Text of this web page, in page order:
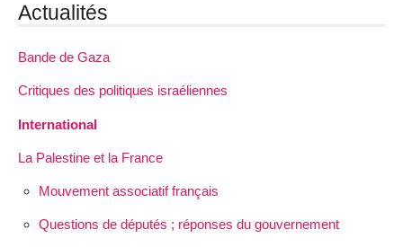
Actualités
Bande de Gaza
Critiques des politiques israéliennes
International
La Palestine et la France
Mouvement associatif français
Questions de députés ; réponses du gouvernement